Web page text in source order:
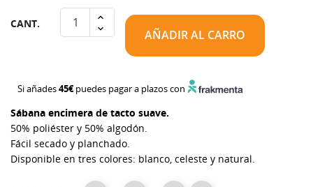
Sábana encimera de tacto suave.
50% poliéster y 50% algodón.
Fácil secado y planchado.
Disponible en tres colores: blanco, celeste y natural.
CANT.
AÑADIR AL CARRO
Si añades45€puedes pagar a plazos con